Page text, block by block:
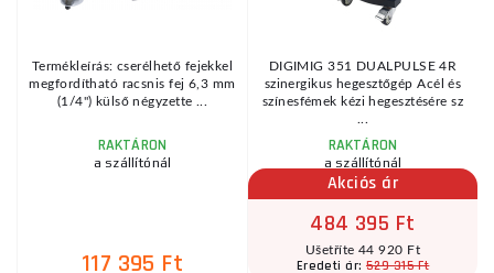
Termékleírás: cserélhető fejekkel
megfordítható racsnis fej 6,3 mm
(1/4") külső négyzette ...
RAKTÁRON
a szállítónál
117 395 Ft
DIGIMIG 351 DUALPULSE 4R
szinergikus hegesztőgép Acél és
színesfémek kézi hegesztésére sz
RAKTÁRON
a szállítónál
Akciós ár
484 395 Ft
Ušetříte 44 920 Ft
Eredeti ár: 529 315 Ft